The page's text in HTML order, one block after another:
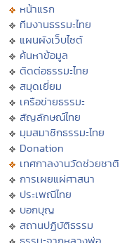
หน้าแรก
ทีมงานธรรมะไทย
แผนผังเว็บไซต์
ค้นหาข้อมูล
ติดต่อธรรมะไทย
สมุดเยี่ยม
เครือข่ายธรรมะ
สัญลักษณ์ไทย
มุมสมาชิกธรรมะไทย
Donation
เทศกาลงานวัดช่วยชาติ
การเผยแผ่ศาสนา
ประเพณีไทย
บอกบุญ
สถานปฏิบัติธรรม